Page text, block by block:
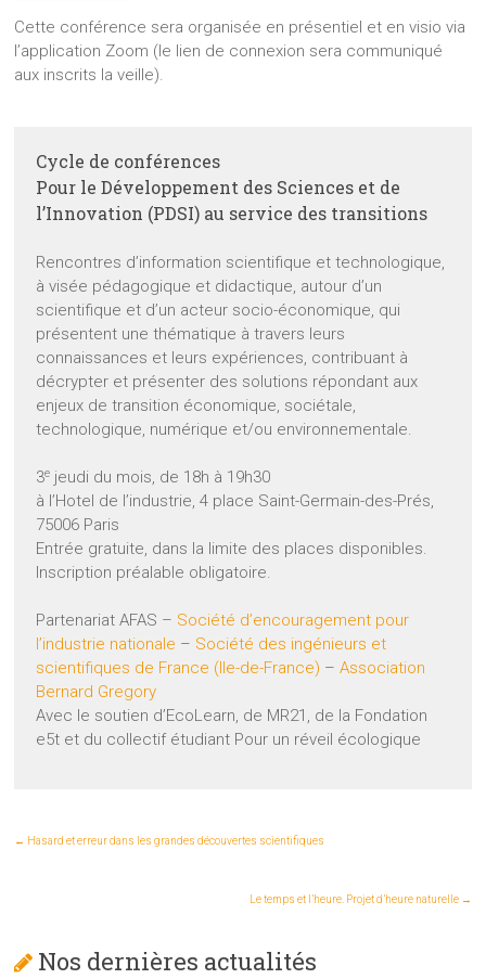
Cette conférence sera organisée en présentiel et en visio via
l’application Zoom (le lien de connexion sera communiqué
aux inscrits la veille).
Cycle de conférences
Pour le Développement des Sciences et de
l’Innovation (PDSI) au service des transitions
Rencontres d’information scientifique et technologique,
à visée pédagogique et didactique, autour d’un
scientifique et d’un acteur socio-économique, qui
présentent une thématique à travers leurs
connaissances et leurs expériences, contribuant à
décrypter et présenter des solutions répondant aux
enjeux de transition économique, sociétale,
technologique, numérique et/ou environnementale.
3e jeudi du mois, de 18h à 19h30
à l’Hotel de l’industrie, 4 place Saint-Germain-des-Prés,
75006 Paris
Entrée gratuite, dans la limite des places disponibles.
Inscription préalable obligatoire.
Partenariat AFAS – Société d’encouragement pour
l’industrie nationale – Société des ingénieurs et
scientifiques de France (Ile-de-France) –Association
Bernard Gregory
Avec le soutien d’EcoLearn, de MR21, de la Fondation
e5t et du collectif étudiant Pour un réveil écologique
← Hasard et erreur dans les grandes découvertes scientifiques
Le temps et l’heure. Projet d’heure naturelle →
Nos dernières actualités